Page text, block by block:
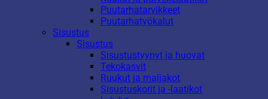
Puutarhatarvikkeet
Puutarhatyökalut
Sisustus
Sisustus
Sisustustyynyt ja huovat
Tekokasvit
Ruukut ja maljakot
Sisustuskorit ja -laatikot